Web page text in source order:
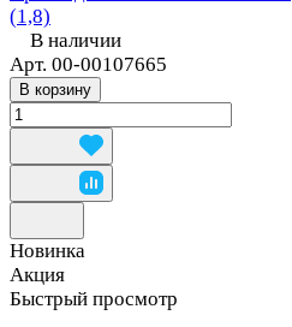
(1,8)
В наличии
Арт. 00-00107665
В корзину
Новинка
Акция
Быстрый просмотр